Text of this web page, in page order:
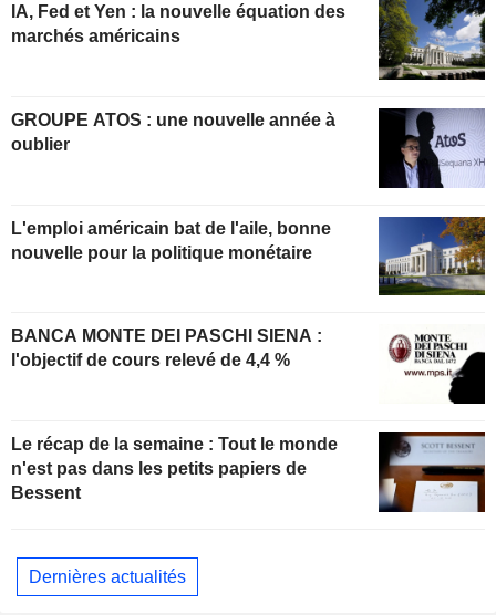
IA, Fed et Yen : la nouvelle équation des
marchés américains
GROUPE ATOS : une nouvelle année à
oublier
L'emploi américain bat de l'aile, bonne
nouvelle pour la politique monétaire
BANCA MONTE DEI PASCHI SIENA :
l'objectif de cours relevé de 4,4 %
Le récap de la semaine : Tout le monde
n'est pas dans les petits papiers de
Bessent
Dernières actualités